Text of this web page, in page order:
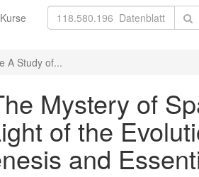
Kurse
A Study of...
Mystery of
of the
and